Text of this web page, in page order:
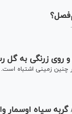
زرنگی به گل
چنین زمینی اشتباه است.
سیاه اوسمار